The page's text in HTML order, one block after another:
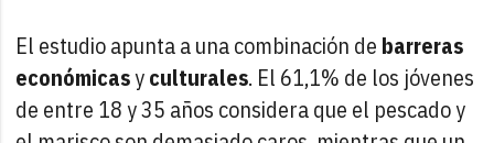
El estudio apunta a una combinación de barreras
económicasyculturales. El 61,1% de los jóvenes
de entre 18 y 35 años considera que el pescado y